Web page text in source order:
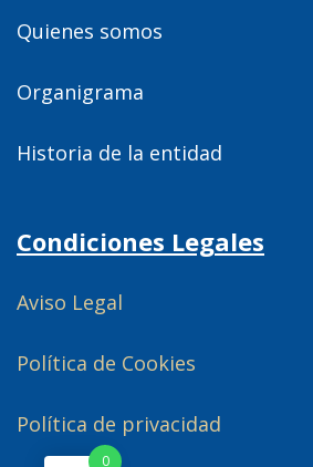
Quienes somos
Organigrama
Historia de la entidad
Condiciones Legales
Aviso Legal
Política de Cookies
Política de privacidad
0